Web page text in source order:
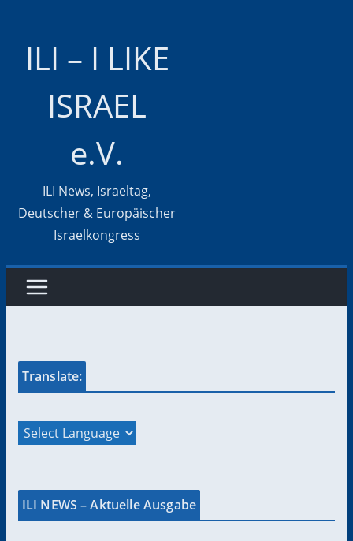
ILI – I LIKE
ISRAEL
e.V.
ILI News, Israeltag,
Deutscher & Europäischer
Israelkongress
Translate:
ILI NEWS – Aktuelle Ausgabe